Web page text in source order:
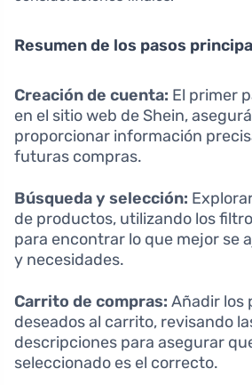
Resumen de los pasos
Creación de cuenta: El primer
en el sitio web de Shein,
proporcionar información
futuras compras.
Búsqueda y selección:
de productos, utilizando los
para encontrar lo que mejor se
y necesidades.
Carrito de compras: Añadir los
deseados al carrito, revisando
descripciones para asegurar
seleccionado es el correcto.